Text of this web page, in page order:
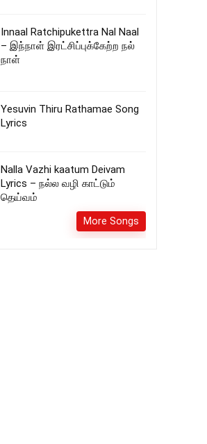
Innaal Ratchipukettra Nal Naal
– இந்நாள் இரட்சிப்புக்கேற்ற நல்
நாள்
Yesuvin Thiru Rathamae Song
Lyrics
Nalla Vazhi kaatum Deivam
Lyrics – நல்ல வழி காட்டும்
தெய்வம்
More Songs